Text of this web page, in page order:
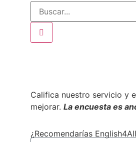
Califica nuestro servicio y
mejorar. La encuesta es
¿Recomendarías